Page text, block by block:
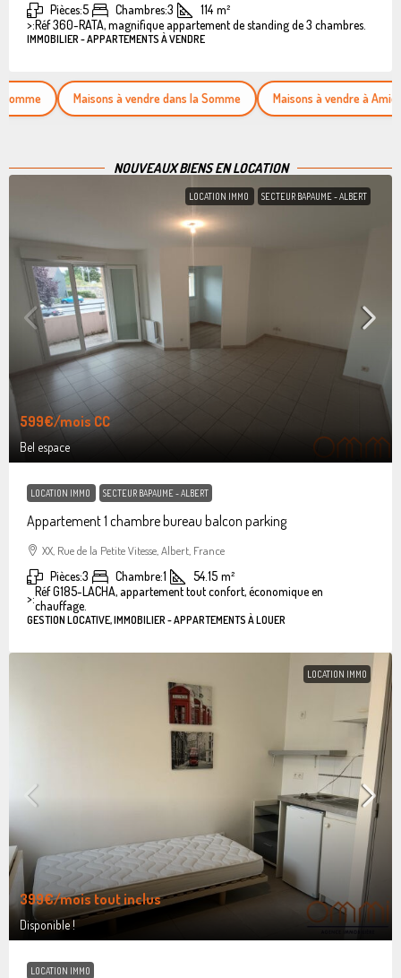
Pièces:5 Chambres:3 114 m²
>:Réf 360-RATA, magnifique appartement de standing de 3 chambres.
IMMOBILIER - APPARTEMENTS À VENDRE
Maisons à vendre dans la Somme Maisons à vendre à Amiens
NOUVEAUX BIENS EN LOCATION
LOCATION IMMO SECTEUR BAPAUME - ALBERT
599€/mois CC
Bel espace
LOCATION IMMO SECTEUR BAPAUME - ALBERT
Appartement 1 chambre bureau balcon parking
XX, Rue de la Petite Vitesse, Albert, France
Pièces:3 Chambre:1 54.15 m²
>:Réf G185-LACHA, appartement tout confort, économique en
chauffage.
GESTION LOCATIVE, IMMOBILIER - APPARTEMENTS À LOUER
LOCATION IMMO
399€/mois tout inclus
Disponible !
LOCATION IMMO